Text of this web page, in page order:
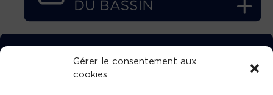
Gérer le consentement aux
cookies
TÉLÉCHARGEZ GRATUITEMENT
L’APPLICATION TVBA !